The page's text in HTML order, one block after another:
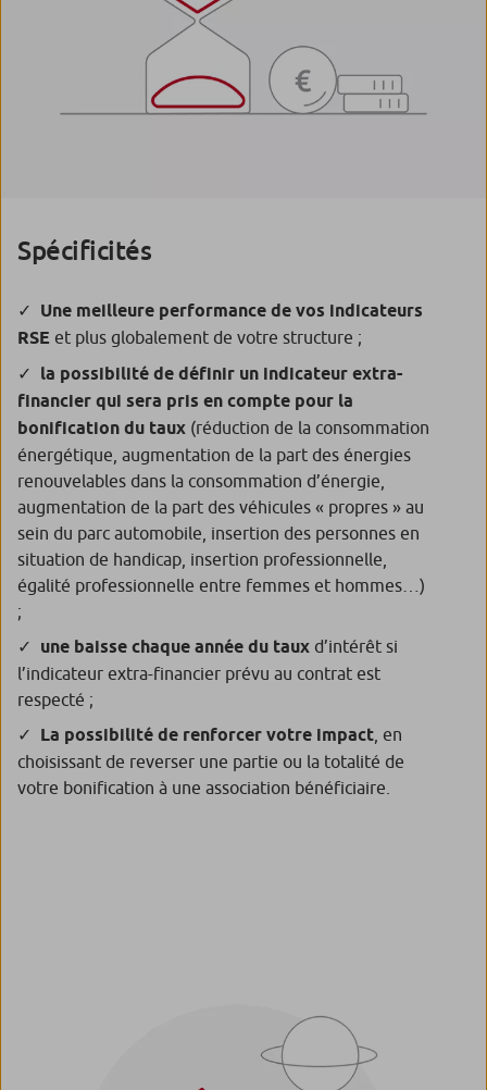
Spécificités
Une meilleure performance de vos indicateurs
RSE et plus globalement de votre structure ;
la possibilité de définir un indicateur extra-
financier qui sera pris en compte pour la
bonification du taux (réduction de la consommation
énergétique, augmentation de la part des énergies
renouvelables dans la consommation d’énergie,
augmentation de la part des véhicules « propres » au
sein du parc automobile, insertion des personnes en
situation de handicap, insertion professionnelle,
égalité professionnelle entre femmes et hommes…)
;
une baisse chaque année du taux d’intérêt si
l’indicateur extra-financier prévu au contrat est
respecté ;
La possibilité de renforcer votre impact , en
choisissant de reverser une partie ou la totalité de
votre bonification à une association bénéficiaire.